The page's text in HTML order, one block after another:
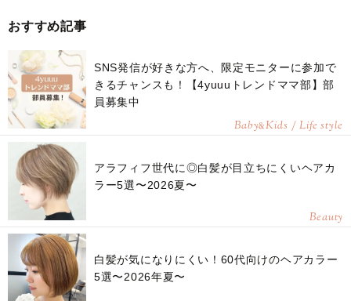
おすすめ記事
SNS発信が好きな方へ、限定モニターに参加で
きるチャンスも！【4yuuuトレンドママ部】部
員募集中
Baby&Kids / Life style
アラフィフ世代に◎白髪が目立ちにくいヘアカ
ラー5選〜2026夏〜
Beauty
白髪が気になりにくい！60代向けのヘアカラー
5選〜2026年夏〜